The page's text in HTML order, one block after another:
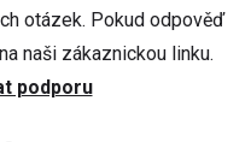
otázek. Pokud odpověď
naši zákaznickou linku.
podporu